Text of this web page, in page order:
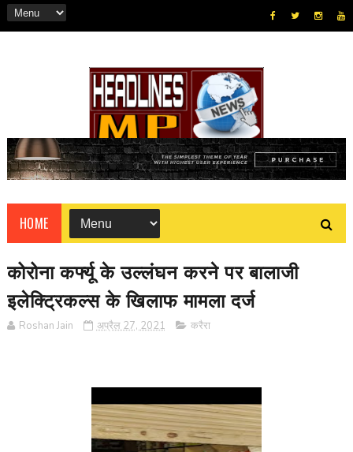
HOME
कोरोना कर्फ्यू के उल्लंघन करने पर बालाजी
इलेक्ट्रिकल्स के खिलाफ मामला दर्ज
Roshan Jain अप्रैल 27, 2021 करैरा